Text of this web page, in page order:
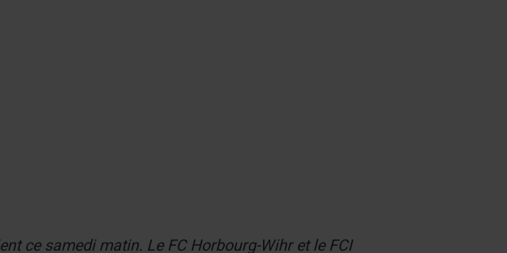
ce samedi matin. Le FC Horbourg-Wihr et le FCI